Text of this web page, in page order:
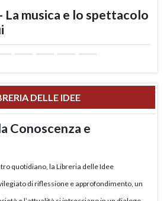
La musica e lo spettacolo
DELLE IDEE
Conoscenza e
quotidiano, la Libreria delle Idee
di riflessione e approfondimento, un